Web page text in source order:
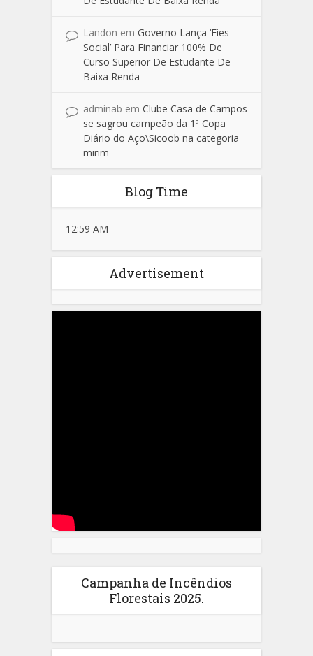
Landon em Governo Lança ‘Fies
Social’ Para Financiar 100% De
Curso Superior De Estudante De
Baixa Renda
adminab em Clube Casa de Campos
se sagrou campeão da 1ª Copa
Diário do Aço\Sicoob na categoria
mirim
Blog Time
12:59 AM
Advertisement
Campanha de Incêndios
Florestais 2025.